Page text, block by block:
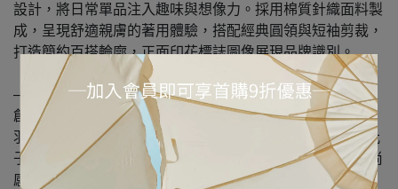
設計，將日常單品注入趣味與想像力。採用棉質針織面料製
成，呈現舒適親膚的著用體驗，搭配經典圓領與短袖剪裁，
打造簡約百搭輪廓，正面印花標誌圖像展現品牌識別。
— 品牌介紹 —
創立於 1952 年的 Moncler，以高端機能時尚聞名，除經典
羽絨服外，品牌配件系列同樣深受關注。Moncler 帽子、靴
子與包包融合戶外機能與現代設計美學，兼具實用性與時尚
感。嚴選高品質材質，搭配細緻工藝與標誌性 Logo 細節，